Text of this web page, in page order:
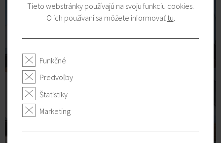
Tieto webstránky používajú na svoju funkciu cookies.
O ich používaní sa môžete informovať tu
Funkčné
Predvoľby
Štatistiky
Marketing